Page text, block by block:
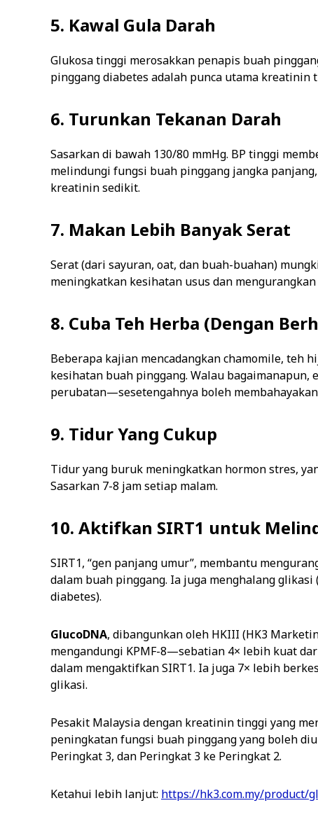
5. Kawal Gula Darah
Glukosa tinggi merosakkan penapis buah
pinggang diabetes adalah punca utama kreatinin
6. Turunkan Tekanan Darah
Sasarkan di bawah 130/80 mmHg. BP tinggi
melindungi fungsi buah pinggang jangka
kreatinin sedikit.
7. Makan Lebih Banyak Serat
Serat (dari sayuran, oat, dan buah-buahan)
meningkatkan kesihatan usus dan
8. Cuba Teh Herba (Dengan
Beberapa kajian mencadangkan chamomile, teh
kesihatan buah pinggang. Walau
perubatan—sesetengahnya boleh
9. Tidur Yang Cukup
Tidur yang buruk meningkatkan hormon stres,
Sasarkan 7-8 jam setiap malam.
10. Aktifkan SIRT1 untuk
SIRT1, “gen panjang umur”, membantu
dalam buah pinggang. Ia juga menghalang
diabetes).
GlucoDNA, dibangunkan oleh HKIII (HK3
mengandungi KPMF-8—sebatian 4× lebih kuat
dalam mengaktifkan SIRT1. Ia juga 7× lebih
glikasi.
Pesakit Malaysia dengan kreatinin tinggi yang
peningkatan fungsi buah pinggang yang boleh
Peringkat 3, dan Peringkat 3 ke Peringkat 2.
Ketahui lebih lanjut: https://hk3.com.my/product/